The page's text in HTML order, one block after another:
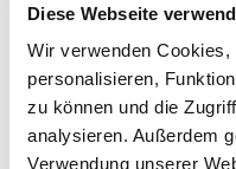
Diese Webseite
Wir verwenden
personalisieren,
zu können und die
analysieren. Außerdem
Verwendung unserer